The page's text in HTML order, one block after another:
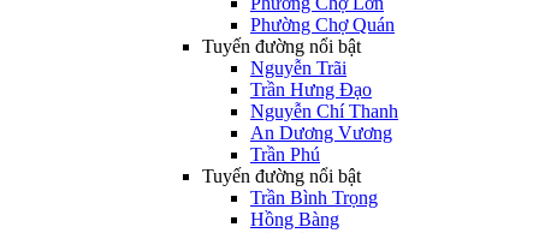
Phường Chợ Quán
Tuyến đường nổi bật
Nguyễn Trãi
Trần Hưng Đạo
Nguyễn Chí Thanh
An Dương Vương
Trần Phú
Tuyến đường nổi bật
Trần Bình Trọng
Hồng Bàng